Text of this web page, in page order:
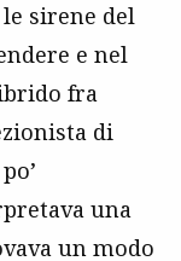
sirene del
e nel
fra
di
una
un modo